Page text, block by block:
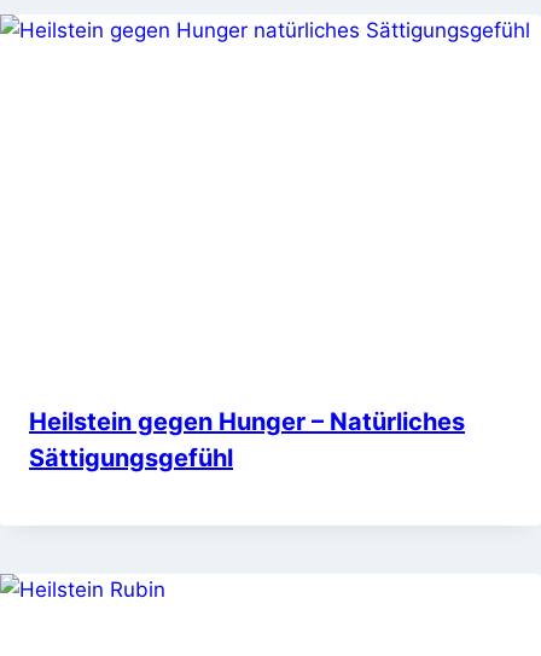
Heilstein gegen Hunger – Natürliches
Sättigungsgefühl